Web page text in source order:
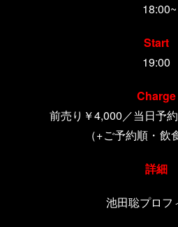
18:00~
Start
19:00
Charge
前売り ￥4,000／当日予約
（+ご予約順・飲
詳細
池田聡プロフ